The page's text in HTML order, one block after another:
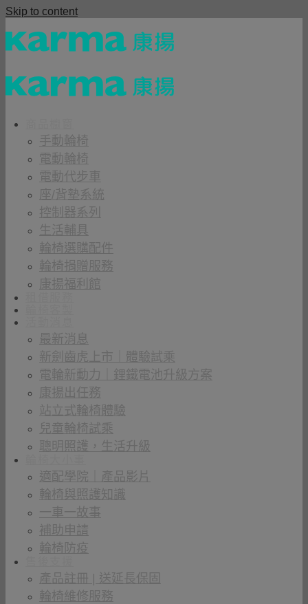
Skip to content
手動輪椅
電動輪椅
電動代步車
座/背墊系統
控制器系列
生活輔具
輪椅選購配件
輪椅捐贈服務
康揚福利館
最新消息
新劍齒虎上市｜體驗試乘
電輪新動力｜鋰鐵電池升級方案
康揚出任務
站立式輪椅體驗
兒童輪椅試乘
聰明照護，生活升級
適配學院｜產品影片
輪椅與照護知識
一車一故事
補助申請
輪椅防疫
產品註冊 | 送延長保固
輪椅維修服務